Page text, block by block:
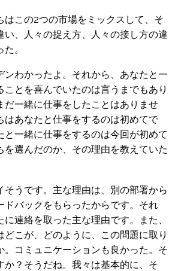
はこの2つの市場をミックスして、そ
い、人々の捉え方、人々の接し方の違
。
ンわかったよ。それから、あなたと一
ことを喜んでいたのは言うまでもあり
だ一緒に仕事をしたことはありませ
はあなたと仕事をするのは初めてで
と一緒に仕事をするのは今回が初めて
を選んだのか、その理由を教えていた
そうです。主な理由は、別の部署から
ドバックをもらったからです。それ
連絡を取った主な理由です。また、
どこが、どのように、この問題に取り
。コミュニケーションも良かった。そ
か？そうだね。我々は基本的に、そ